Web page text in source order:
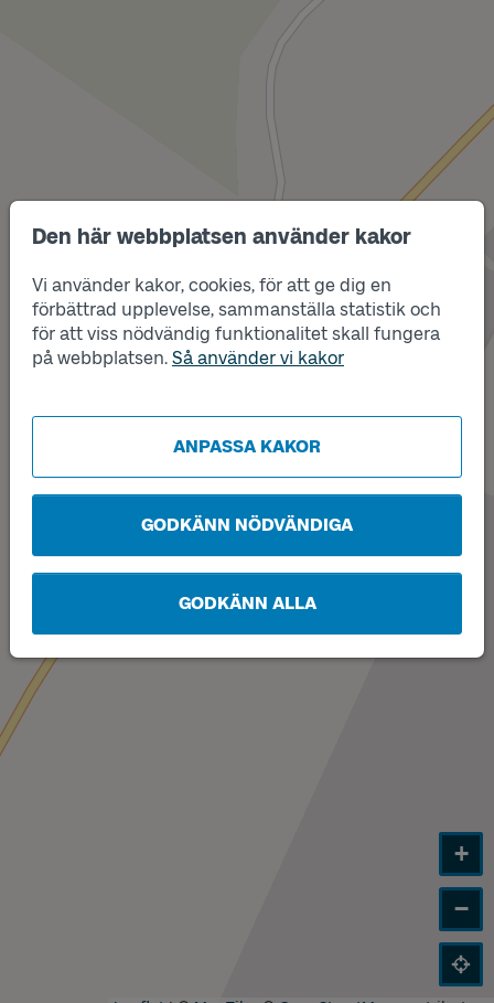
Den här webbplatsen använder kakor
Vi använder kakor, cookies, för att ge dig en
förbättrad upplevelse, sammanställa statistik och
för att viss nödvändig funktionalitet skall fungera
på webbplatsen. Så använder vi kakor
ANPASSA KAKOR
GODKÄNN NÖDVÄNDIGA
GODKÄNN ALLA
Läge
B
+
−